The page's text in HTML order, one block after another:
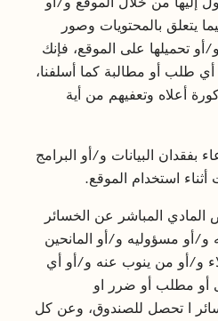
يتعلق بالمحتويات وصور
تحميلها على الموقع، فإنك
طلب أو مطالبة كما أسلفنا،
أعلاه وتعفيهم من أية
بفقدان البيانات و/أو البرامج
استخدام الموقع.
المباشر عن الخسائر
و/أو مسؤوليه و/أو المانحين
و/أو من ينوب عنه و/أو أي
مطلب أو ضرر او
ا تحصل للصندوق، وعن كل